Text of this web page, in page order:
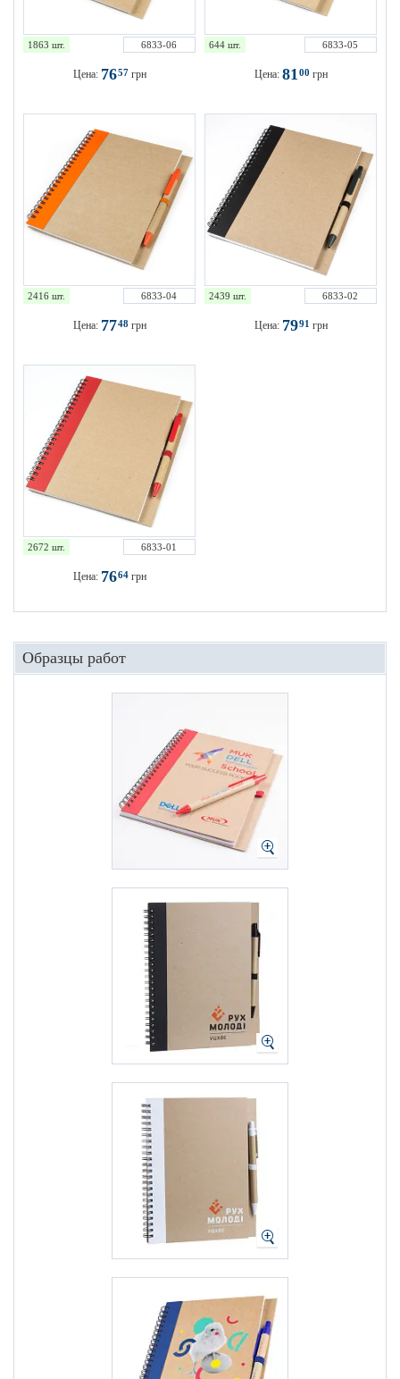
1863 шт. 6833-06
Цена: 7657 грн
644 шт. 6833-05
Цена: 8100 грн
2416 шт. 6833-04
Цена: 7748грн
2439 шт. 6833-02
Цена: 7991 грн
2672 шт. 6833-01
Цена: 7664грн
Образцы работ